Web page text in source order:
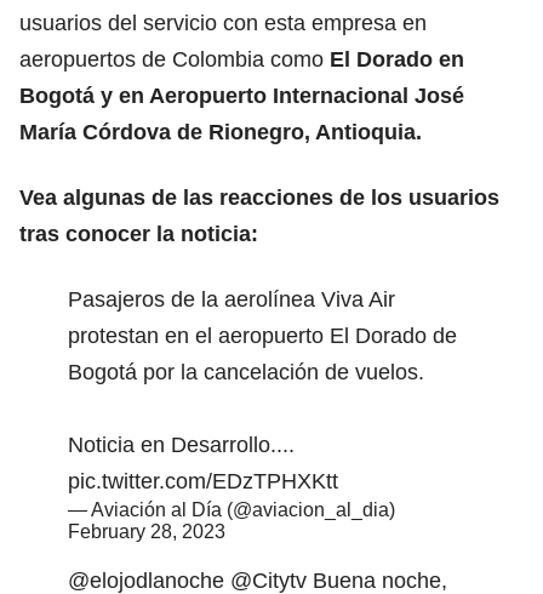
usuarios del servicio con esta empresa en
aeropuertos de Colombia como El Dorado en
Bogotá y en Aeropuerto Internacional José
María Córdova de Rionegro, Antioquia.
Vea algunas de las reacciones de los usuarios
tras conocer la noticia:
Pasajeros de la aerolínea Viva Air
protestan en el aeropuerto El Dorado de
Bogotá por la cancelación de vuelos.
Noticia en Desarrollo....
pic.twitter.com/EDzTPHXKtt
— Aviación al Día (@aviacion_al_dia)
February 28, 2023
@elojodlanoche @Citytv Buena noche,